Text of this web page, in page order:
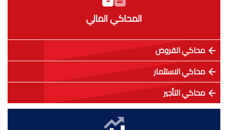
المحاكي المالي
محاكي القروض
محاكي الاستثمار
محاكي التأجير